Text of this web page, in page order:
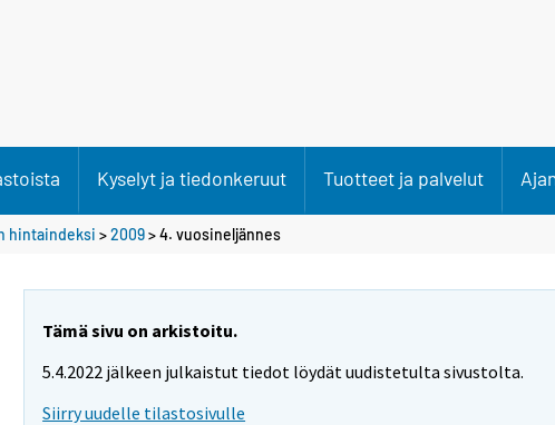
Kyselyt ja tiedonkeruut Tuotteet ja palvelut
hintaindeksi >2009>4. vuosineljännes
Tämä sivu on arkistoitu.
5.4.2022 jälkeen julkaistut tiedot löydät uudistetulta sivustolta.
Siirry uudelle tilastosivulle